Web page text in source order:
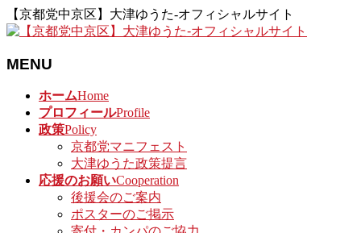
【京都党中京区】大津ゆうた-オフィシャルサイト
MENU
ホームHome
プロフィールProfile
政策Policy
京都党マニフェスト
大津ゆうた政策提言
応援のお願いCooperation
後援会のご案内
ポスターのご掲示